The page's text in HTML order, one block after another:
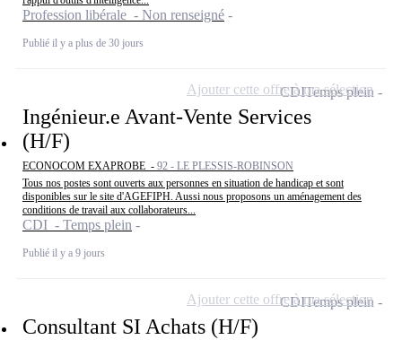
Profession libérale - Non renseigné
Publié il y a plus de 30 jours
Ingénieur.e Avant-Vente Services
(H/F)
ECONOCOM EXAPROBE - 92 - LE PLESSIS-ROBINSON
Tous nos postes sont ouverts aux personnes en situation de handicap et sont
disponibles sur le site d'AGEFIPH. Aussi nous proposons un aménagement des
conditions de travail aux collaborateurs...
CDI - Temps plein
Publié il y a 9 jours
CDITemps plein
Ajouter cette offre à ma sélection
Consultant SI Achats (H/F)
CDITemps plein
Ajouter cette offre à ma sélection